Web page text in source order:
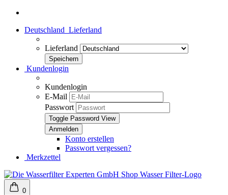
Deutschland Lieferland
Lieferland
Kundenlogin
Kundenlogin
E-Mail
Passwort
Toggle Password View
Konto erstellen
Passwort vergessen?
Merkzettel
0